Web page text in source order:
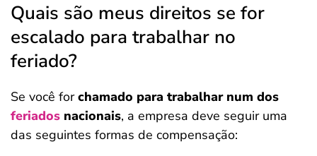
Quais são meus direitos se for
escalado para trabalhar no
feriado?
Se você forchamado para trabalhar num dos
feriados nacionais, a empresa deve seguir uma
das seguintes formas de compensação: